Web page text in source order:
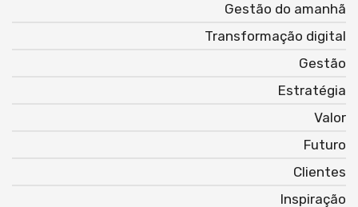
Gestão do amanhã
Transformação digital
Gestão
Estratégia
Valor
Futuro
Clientes
Inspiração